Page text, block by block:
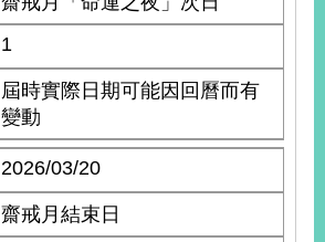
1
屆時實際日期可能因回曆而有
變動
2026/03/20
齋戒月結束日